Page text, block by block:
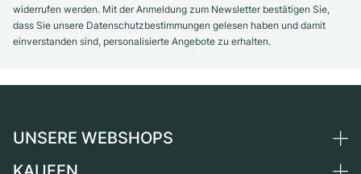
widerrufen werden. Mit der Anmeldung zum Newsletter bestätigen Sie,
dass Sie unsere Datenschutzbestimmungen gelesen haben und damit
einverstanden sind, personalisierte Angebote zu erhalten.
UNSERE WEBSHOPS
Deutschland